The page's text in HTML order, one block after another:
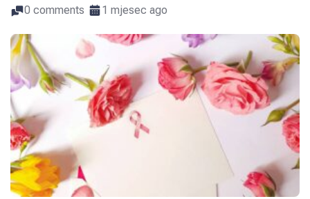
0 comments 1 mjesec ago